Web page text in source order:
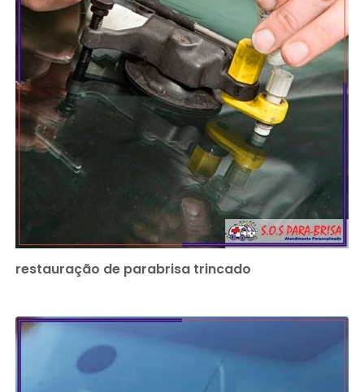
restauração de parabrisa trincado